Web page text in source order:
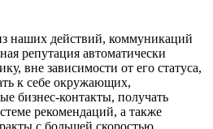
наших действий, коммуникаций
репутация автоматически
вне зависимости от его статуса,
к себе окружающих,
бизнес-контакты, получать
рекомендаций, а также
с большей скоростью.